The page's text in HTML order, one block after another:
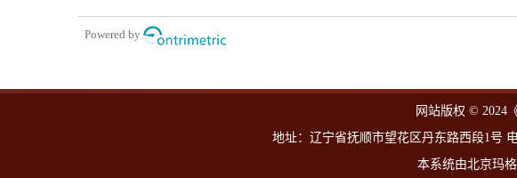
Powered by
网站版权 © 2024
地址：辽宁省抚顺市望花区丹东路西段1号
本系统由北京玛